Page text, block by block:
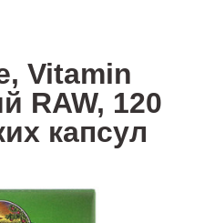
Vitamin
RAW, 120
капсул